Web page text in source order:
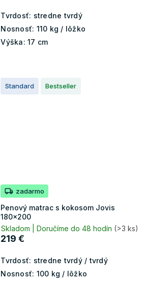
Tvrdosť: stredne tvrdý
Nosnosť: 110 kg / lôžko
Výška: 17 cm
Standard Bestseller
zadarmo
Penový matrac s kokosom Jovis
180x200
Skladom | Doručíme do 48 hodín (>3 ks)
219 €
Tvrdosť: stredne tvrdý / tvrdý
Nosnosť: 100 kg / lôžko